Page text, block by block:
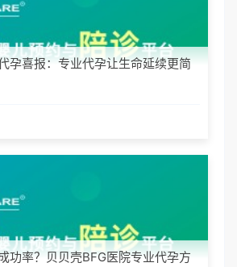
孕喜报：专业代孕让生命延续更简
功率？贝贝壳BFG医院专业代孕方